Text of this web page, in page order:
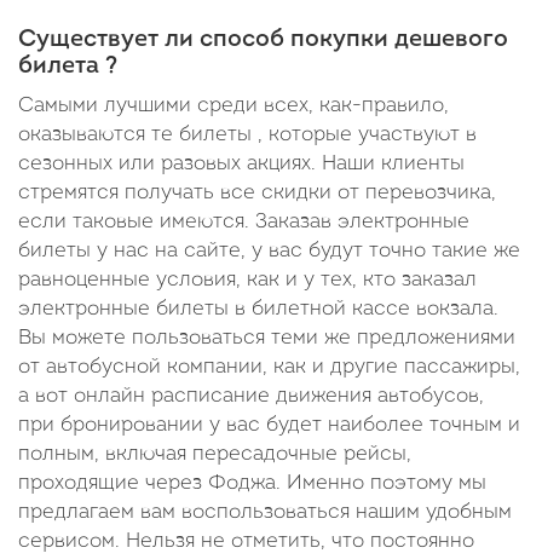
Существует ли способ покупки дешевого
билета ?
Самыми лучшими среди всех, как-правило,
оказываются те билеты , которые участвуют в
сезонных или разовых акциях. Наши клиенты
стремятся получать все скидки от перевозчика,
если таковые имеются. Заказав электронные
билеты у нас на сайте, у вас будут точно такие же
равноценные условия, как и у тех, кто заказал
электронные билеты в билетной кассе вокзала.
Вы можете пользоваться теми же предложениями
от автобусной компании, как и другие пассажиры,
а вот онлайн расписание движения автобусов,
при бронировании у вас будет наиболее точным и
полным, включая пересадочные рейсы,
проходящие через Фоджа. Именно поэтому мы
предлагаем вам воспользоваться нашим удобным
сервисом. Нельзя не отметить, что постоянно